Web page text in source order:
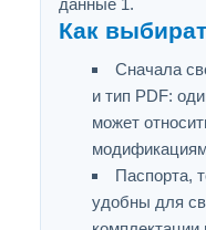
Как
Сначала
и тип PDF:
может
Паспорта,
удобны для